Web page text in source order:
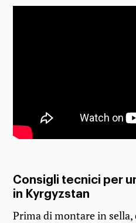
Consigli tecnici per
in Kyrgyzstan
Prima di montare in sella,